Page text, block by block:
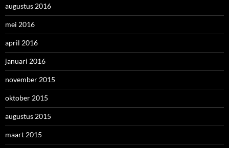
augustus 2016
mei 2016
april 2016
januari 2016
november 2015
oktober 2015
augustus 2015
maart 2015